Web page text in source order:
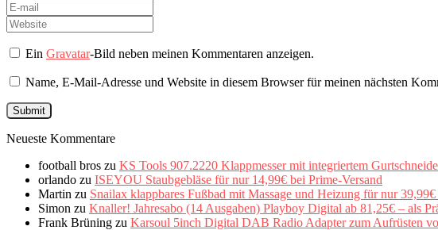
EinGravatar-Bild neben meinen Kommentaren anzeigen.
Name, E-Mail-Adresse und Website in diesem Browser für meinen nächsten
Neueste Kommentare
football bros zu KS Tools 907.2220 Klappmesser mit integriertem
orlando zu ISEYOU Staubgebläse für nur 14,99€ bei Prime-Versand
Martin zu Snailax klappbares Fußbad mit Massage und Heizung für nur
Simon zu Knaller! Jahresabo (14 Ausgaben) Playboy Digital ab 81,25€ – als
Frank Brüning zu Karsoul 5inch Digital DAB Radio Adapter zum Aufrüsten